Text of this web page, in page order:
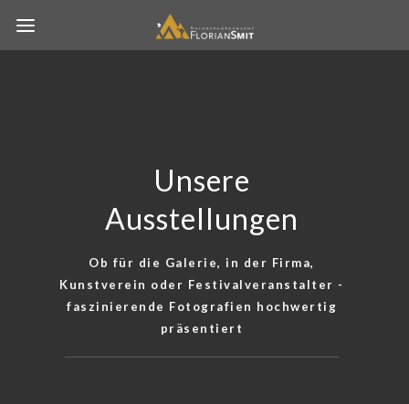
Unsere
Ausstellungen
Ob für die Galerie, in der Firma,
Kunstverein oder Festivalveranstalter -
faszinierende Fotografien hochwertig
präsentiert